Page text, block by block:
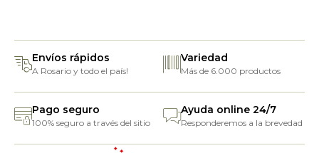
Envíos rápidos
A Rosario y todo el país!
Variedad
Más de 6.000 productos
Pago seguro
100% seguro a través del sitio
Ayuda online 24/7
Responderemos a la brevedad